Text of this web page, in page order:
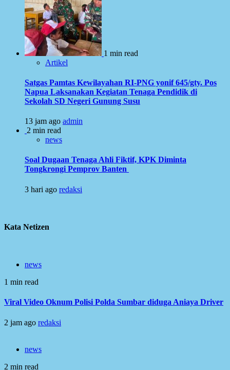
1 min read
Artikel
Satgas Pamtas Kewilayahan RI-PNG yonif 645/gty. Pos
Napua Laksanakan Kegiatan Tenaga Pendidik di
Sekolah SD Negeri Gunung Susu
13 jam ago admin
2 min read
news
Soal Dugaan Tenaga Ahli Fiktif, KPK Diminta
Tongkrongi Pemprov Banten
3 hari ago redaksi
Kata Netizen
news
1 min read
Viral Video Oknum Polisi Polda Sumbar diduga Aniaya Driver
2 jam ago redaksi
news
2 min read